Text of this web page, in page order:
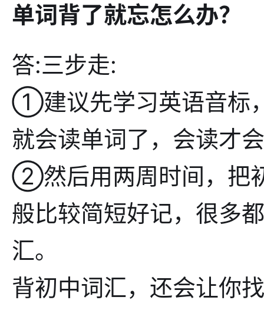
单词背了就忘怎么办？
答:三步走:
①建议先学习英语音标
就会读单词了，会读才
②然后用两周时间，把
般比较简短好记，很多
汇。
背初中词汇，还会让你